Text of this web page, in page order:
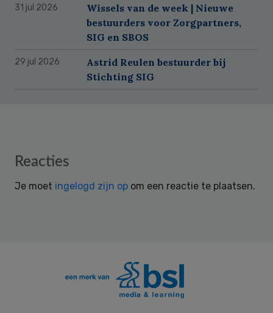
31 jul 2026
Wissels van de week | Nieuwe
bestuurders voor Zorgpartners,
SIG en SBOS
29 jul 2026
Astrid Reulen bestuurder bij
Stichting SIG
Reader
Reacties
Je moet ingelogd zijn op om een reactie te plaatsen.